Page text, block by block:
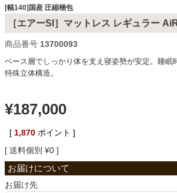
椅子・チェア
食器棚・キッチン収納
ベッド
[幅140]国産 圧縮梱包
［エアーSI］マットレス レギュラー
商品番号 13700093
ベース層でしっかり体を支え寝姿勢が安定。睡眠
特殊立体構造。
¥187,000
[ 1,870 ポイント ]
送料個別 ¥0
お届け先